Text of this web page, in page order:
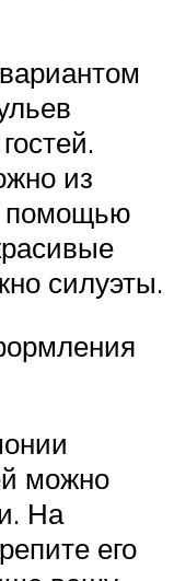
из
помощью
силуэты.
можно
На
его